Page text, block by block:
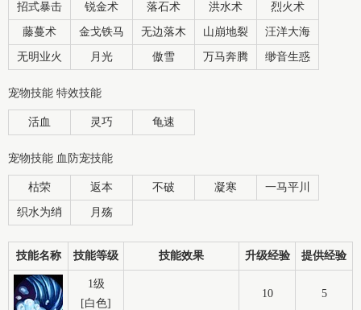
招式暴击 锐金术 落石术 洪水术 烈火术
藤蔓术 金戈铁马 无边落木 山崩地裂 汪洋大海
无明业火 月光 傲雪 万马奔腾 缈音生惑
宠物技能 特效技能
活血 灵巧 龟速
宠物技能 血防宠技能
枯荣 返本 不破 凝寒 一马平川
织水为绡 月殇
技能名称 技能等级 技能效果 升级经验 提供经验
1级
[白色]
10 5